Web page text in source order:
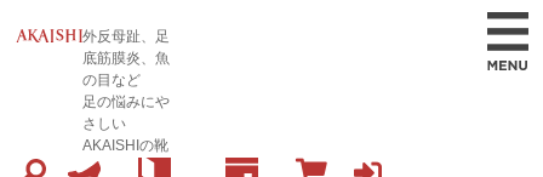
外反母趾、足
底筋膜炎、魚
の目など
足の悩みにや
さしい
AKAISHIの靴